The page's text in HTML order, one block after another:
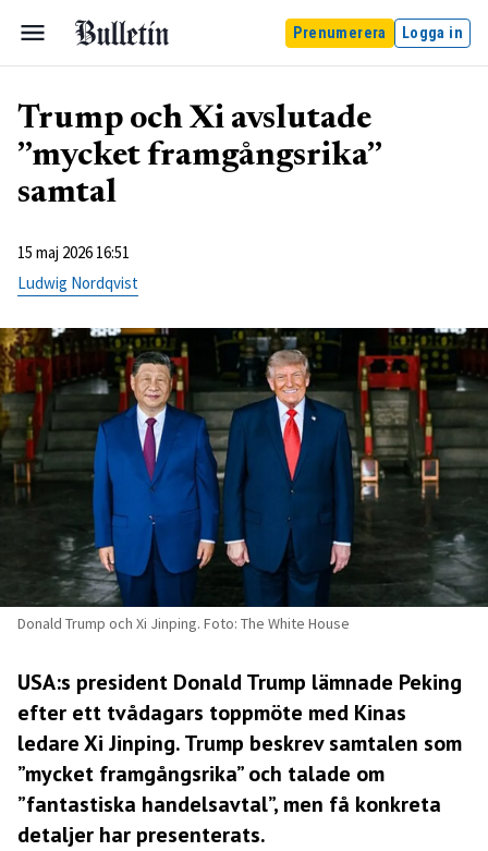
Prenumerera Logga in
Trump och Xi avslutade
”mycket framgångsrika”
samtal
15 maj 2026 16:51
Ludwig Nordqvist
Donald Trump och Xi Jinping. Foto: The White House
USA:s president Donald Trump lämnade Peking
efter ett tvådagars toppmöte med Kinas
ledare Xi Jinping. Trump beskrev samtalen som
”mycket framgångsrika” och talade om
”fantastiska handelsavtal”, men få konkreta
detaljer har presenterats.